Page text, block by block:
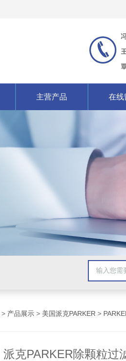
主营产品 在线
> 产品展示 > 美国派克PARKER >
派克PARKER除颗粒过